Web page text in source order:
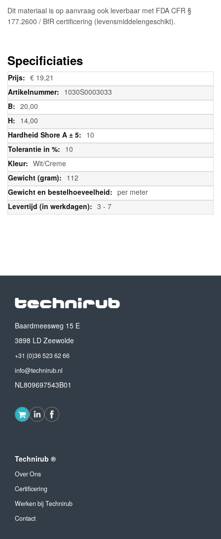
Dit materiaal is op aanvraag ook leverbaar met FDA CFR §
177.2600 / BfR certificering (levensmiddelengeschikt).
Specificiaties
Meer
informatie
€ 19,21
1030S0003033
20,00
14,00
10
10
Wit/Creme
112
per meter
3 - 7
Baardmeesweg 15 E
3898 LD Zeewolde
+31 (0)36 523 62 66
info@technirub.nl
NL809697543B01
Technirub ®
Over Ons
Certificering
Werken bij Technirub
Contact